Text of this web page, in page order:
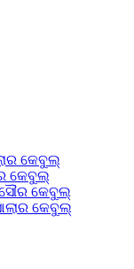
କେବୁଲ୍
କେବୁଲ୍
କେବୁଲ୍
କେବୁଲ୍